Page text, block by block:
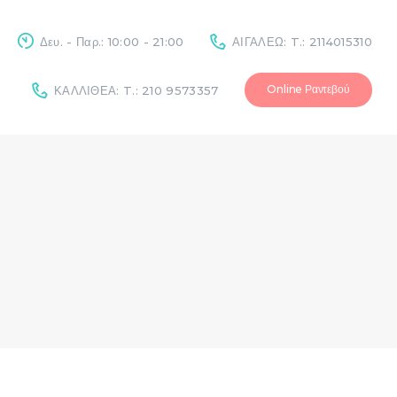
Δευ. - Παρ.: 10:00 - 21:00 ΑΙΓΑΛΕΩ: T.: 2114015310
ΚΑΛΛΙΘΕΑ: T.: 210 9573357 Online Ραντεβού